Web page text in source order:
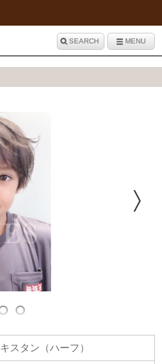
SEARCH MENU
スタン（ハーフ）